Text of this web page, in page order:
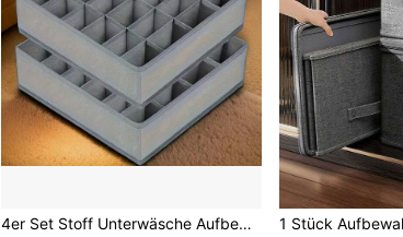
4er Set Stoff Unterwäsche Aufbewahrungsboxen, ohne Deckel, unterteilte Fächer Aufbewahrungsbox für Schals, Socken, BHs, Heimorganisation, Schlafzimmer Dekoration, Schulanfang